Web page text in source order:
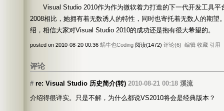
Visual Studio 2010作为作为微软着力打造的下一代开发工具平
2008相比，她拥有着无数诱人的特性，同时也寄托着无数人的期望
绍，相信大家对Visual Studio 2010的成功还是抱有很大希望的。
posted on 2010-08-20 00:36 蜗牛也Coding 阅读(1472) 评论(6) 编辑 收藏 引用
评论
# re: Visual Studio 历史简介(转) 2010-08-21 00:18 溪流
介绍得很详实。只是不解，为什么都说VS2010将会是经典版本？